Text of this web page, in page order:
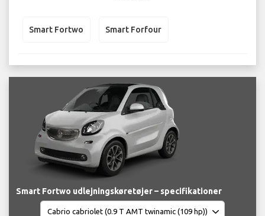
Smart Fortwo Smart Forfour
Smart Fortwo udlejningskøretøjer – specifikationer